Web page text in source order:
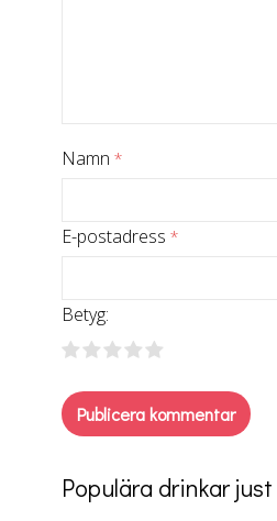
Namn *
E-postadress *
Betyg:
Populära drinkar